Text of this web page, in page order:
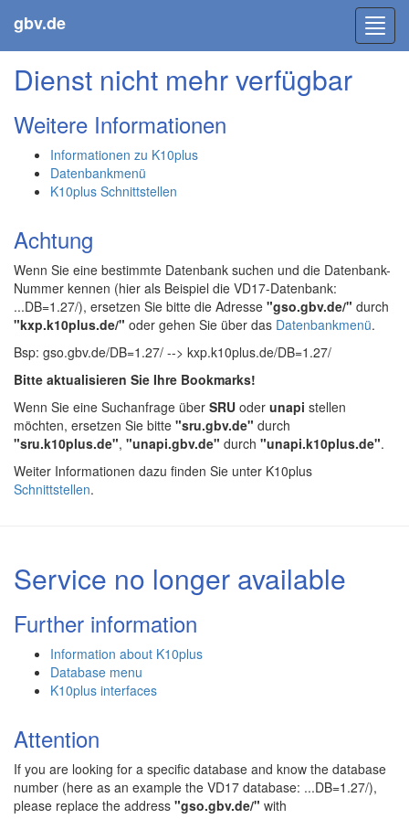
gbv.de
Dienst nicht mehr verfügbar
Weitere Informationen
Informationen zu K10plus
Datenbankmenü
K10plus Schnittstellen
Achtung
Wenn Sie eine bestimmte Datenbank suchen und die Datenbank-
Nummer kennen (hier als Beispiel die VD17-Datenbank:
...DB=1.27/), ersetzen Sie bitte die Adresse "gso.gbv.de/" durch
"kxp.k10plus.de/" oder gehen Sie über das Datenbankmenü.
Bsp: gso.gbv.de/DB=1.27/ --> kxp.k10plus.de/DB=1.27/
Bitte aktualisieren Sie Ihre Bookmarks!
Wenn Sie eine Suchanfrage über SRU oder unapi stellen
möchten, ersetzen Sie bitte "sru.gbv.de" durch
"sru.k10plus.de", "unapi.gbv.de" durch "unapi.k10plus.de".
Weiter Informationen dazu finden Sie unter K10plus
Schnittstellen.
Service no longer available
Further information
Information about K10plus
Database menu
K10plus interfaces
Attention
If you are looking for a specific database and know the database
number (here as an example the VD17 database: ...DB=1.27/),
please replace the address "gso.gbv.de/" with